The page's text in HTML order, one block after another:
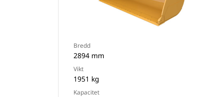
Bredd
2894 mm
Vikt
1951 kg
Kapacitet